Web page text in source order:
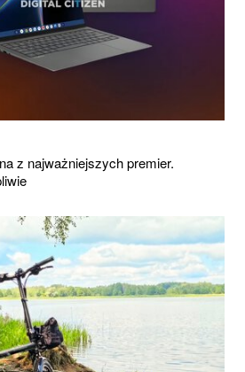
z najważniejszych premier.